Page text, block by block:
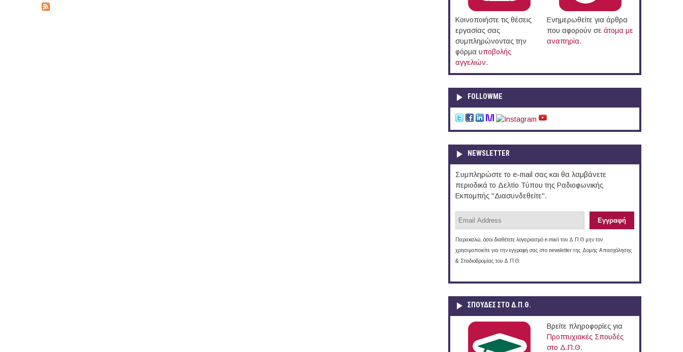
Κοινοποιήστε τις θέσεις
εργασίας σας
συμπληρώνοντας την
φόρμα υποβολής
αγγελιών.
Ενημερωθείτε για άρθρα
που αφορούν σε άτομα με
αναπηρία.
FOLLOWME
NEWSLETTER
Συμπληρώστε το e-mail σας και θα λαμβάνετε
περιοδικά το Δελτίο Τύπου της Ραδιοφωνικής
Εκπομπής "Διασυνδεθείτε".
Παρακαλώ, όσοι διαθέτετε λογαριασμό e-mail του Δ.Π.Θ μην τον
χρησιμοποιείτε για την εγγραφή σας στο newsletter της Δομής Απασχόλησης
& Σταδιοδρομίας του Δ.Π.Θ.
ΣΠΟΥΔΈΣ ΣΤΟ Δ.Π.Θ.
Βρείτε πληροφορίες για
Προπτυχιακές Σπουδές
στο Δ.Π.Θ.